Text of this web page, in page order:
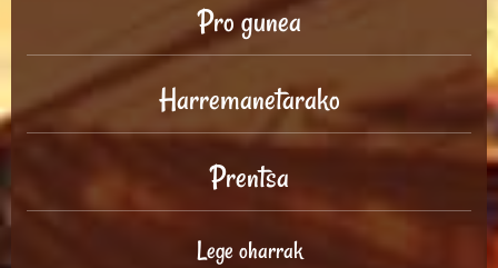
Pro gunea
Harremanetarako
Prentsa
Lege oharrak